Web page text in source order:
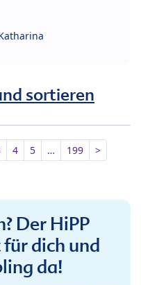
sortieren
4 5 … 199 >
Der HiPP
dich und
da!